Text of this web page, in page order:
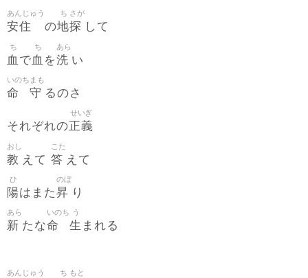
安住
あんじゅう
の地
ち
探
さが
して
血
ち
で血
ち
を洗
あら
い
命
いのち
守
まも
るのさ
それぞれの 正義
せいぎ
教
おし
えて 答
こた
えて
陽
ひ
はまた昇
のぼ
り
新
あら
たな命
いのち
生
う
まれる
あんじゅう ち もと